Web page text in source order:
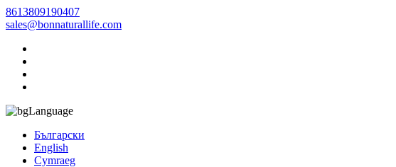
8613809190407
sales@bonnaturallife.com
Language
Български
English
Cymraeg